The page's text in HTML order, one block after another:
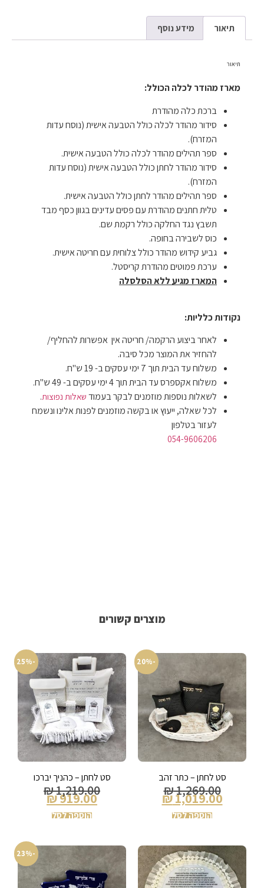
תיאור מידע נוסף
תיאור
מארז מהודר לכלה הכולל:
ברכת כלה מהודרת
סידור מהודר לכלה כולל הטבעה אישית (נוסח עדות
המזרח).
ספר תהילים מהודר לכלה כולל הטבעה אישית.
סידור מהודר לחתן כולל הטבעה אישית (נוסח עדות
המזרח).
ספר תהילים מהודר לחתן כולל הטבעה אישית.
טלית חתנים מהודרת עם פסים עדינים בגוון כסף מבד
תשבץ נגד החלקה כולל רקמת שם.
כוס לשבירה בחופה.
גביע קידוש מהודר כולל צלוחית עם חריטה אישית.
ערכת פמוטים מהודרת קריסטל.
המארז מגיע ללא הסלסלה
נקודות כלליות:
לאחר ביצוע הרקמה/ חריטה אין אפשרות להחליף/
להחזיר את המוצר מכל סיבה.
משלוח עד הבית תוך 7 ימי עסקים ב- 19 ש"ח.
משלוח אקספרס עד הבית תוך 4 ימי עסקים ב- 49 ש"ח.
לשאלות נוספות מוזמנים לבקר בעמוד שאלות נפוצות.
לכל שאלה, ייעוץ או בקשה מוזמנים לפנות אלינו ונשמח
לעזור בטלפון
054-9606206
מוצרים קשורים
-20%
סט לחתן – כתר זהב
₪1,269.00
₪1,019.00
הוספה לסל
-25%
סט לחתן – כהניך יברכו
₪1,219.00
₪919.00
הוספה לסל
-23%